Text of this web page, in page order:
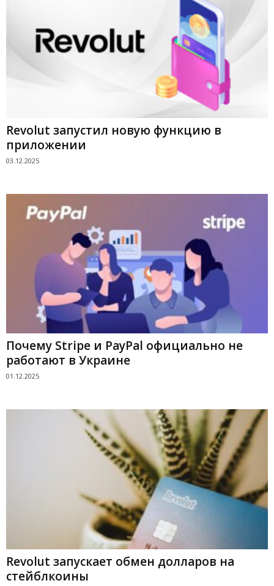
Revolut запустил новую функцию в
приложении
03.12.2025
Почему Stripe и PayPal официально не
работают в Украине
01.12.2025
Revolut запускает обмен долларов на
стейблкоины